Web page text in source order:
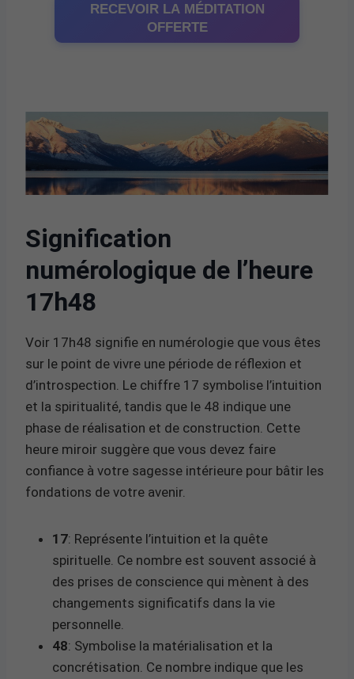
RECEVOIR LA MÉDITATION
OFFERTE
Signification
numérologique de l’heure
17h48
Voir 17h48 signifie en numérologie que vous êtes
sur le point de vivre une période de réflexion et
d’introspection. Le chiffre 17 symbolise l’intuition
et la spiritualité, tandis que le 48 indique une
phase de réalisation et de construction. Cette
heure miroir suggère que vous devez faire
confiance à votre sagesse intérieure pour bâtir les
fondations de votre avenir.
17: Représente l’intuition et la quête
spirituelle. Ce nombre est souvent associé à
des prises de conscience qui mènent à des
changements significatifs dans la vie
personnelle.
48: Symbolise la matérialisation et la
concrétisation. Ce nombre indique que les